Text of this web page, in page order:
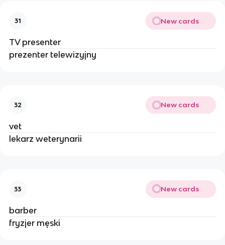
31 New cards
TV presenter
prezenter telewizyjny
32 New cards
vet
lekarz weterynarii
33 New cards
barber
fryzjer męski